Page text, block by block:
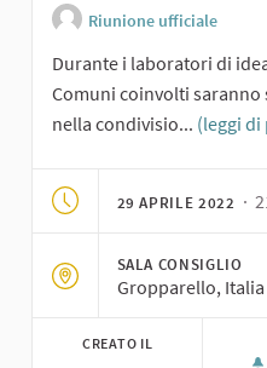
Riunione ufficiale
Durante i laboratori di
Comuni coinvolti
nella condivisio... (leggi di
29 APRILE 2022 ·
SALA CONSIGLIO
Gropparello, Italia
CREATO IL